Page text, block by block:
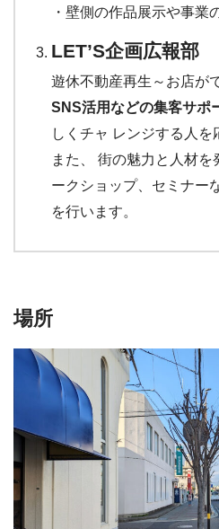
・壁側の作品展示や事業
LET’S企画広報部
遊休不動産再生～お店が
SNS活用などの集客サポ
しくチャ レンジする人を
また、 街の魅力と人材
ークショップ、セミナー
を行います。
⁡⁡場所⁡⁡